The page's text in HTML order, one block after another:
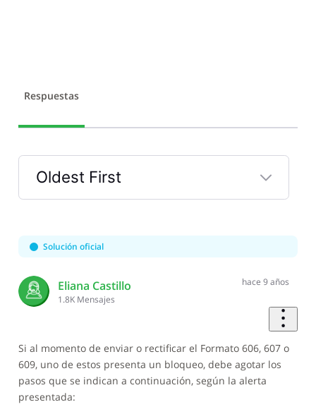
Respuestas
Oldest First
Selected
First
Solución oficial
Eliana Castillo
1.8K Mensajes
hace 9 años
Si al momento de enviar o rectificar el Formato 606, 607 o
609, uno de estos presenta un bloqueo, debe agotar los
pasos que se indican a continuación, según la alerta
presentada: